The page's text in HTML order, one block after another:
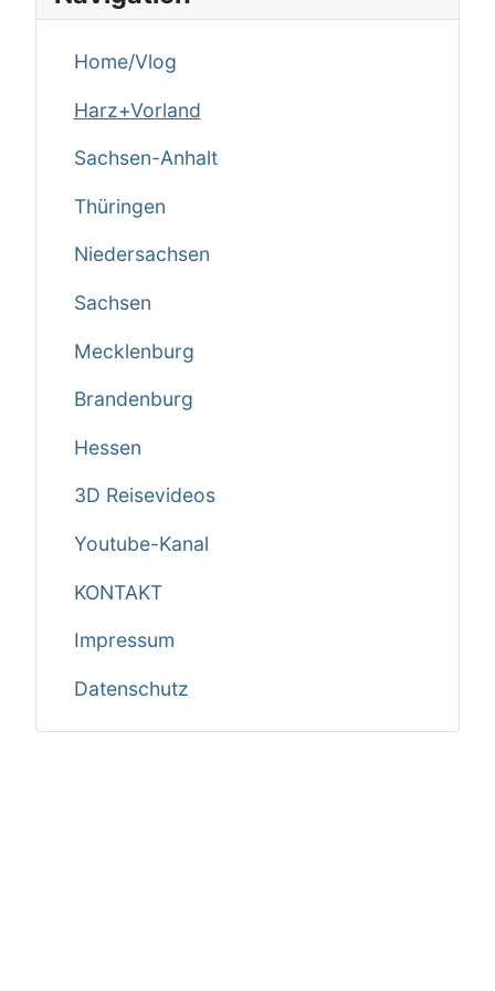
Home/Vlog
Harz+Vorland
Sachsen-Anhalt
Thüringen
Niedersachsen
Sachsen
Mecklenburg
Brandenburg
Hessen
3D Reisevideos
Youtube-Kanal
KONTAKT
Impressum
Datenschutz